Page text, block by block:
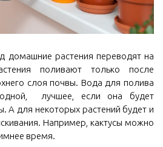
домашние растения переводят на
поливают только после
слоя почвы. Вода для полива
лучшее, если она будет
А для некоторых растений будет и
Например, кактусы можно
время.